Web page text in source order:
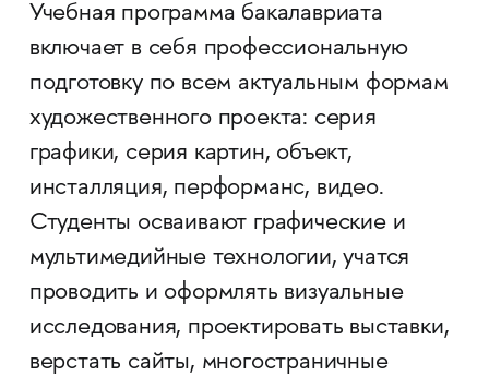
Учебная программа бакалавриата
включает в себя профессиональную
подготовку по всем актуальным формам
художественного проекта: серия
графики, серия картин, объект,
инсталляция, перформанс, видео.
Студенты осваивают графические и
мультимедийные технологии, учатся
проводить и оформлять визуальные
исследования, проектировать выставки,
верстать сайты, многостраничные